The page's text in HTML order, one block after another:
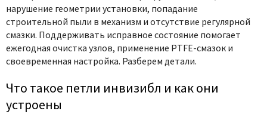
нарушение геометрии установки, попадание
строительной пыли в механизм и отсутствие регулярной
смазки. Поддерживать исправное состояние помогает
ежегодная очистка узлов, применение PTFE-смазок и
своевременная настройка. Разберем детали.
Что такое петли инвизибл и как они
устроены